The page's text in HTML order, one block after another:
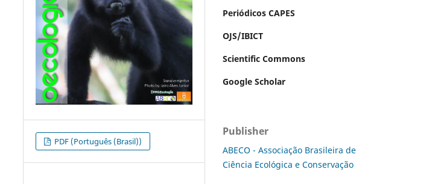
PDF (Português (Brasil))
Periódicos CAPES
OJS/IBICT
Scientific Commons
Google Scholar
Publisher
ABECO - Associação Brasileira de
Ciência Ecológica e Conservação